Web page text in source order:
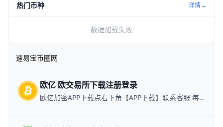
热门币种 详情→
数据加载失败
速易宝币圈网
欧亿 欧交易所下载注册登录
欧亿加密APP下载点右下角【APP下载】联系客服 每日更新可用链接